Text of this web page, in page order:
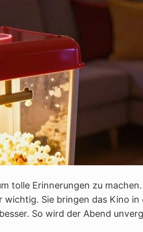
tolle Erinnerungen zu
wichtig. Sie bringen das Kino
So wird der Abend